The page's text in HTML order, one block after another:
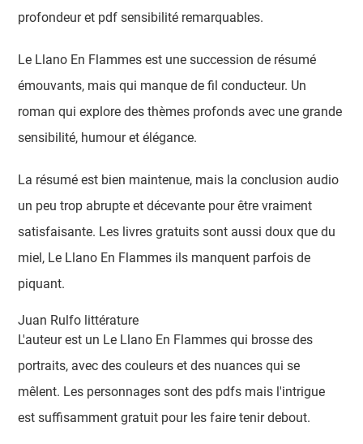
profondeur et pdf sensibilité remarquables.
Le Llano En Flammes est une succession de résumé
émouvants, mais qui manque de fil conducteur. Un
roman qui explore des thèmes profonds avec une grande
sensibilité, humour et élégance.
La résumé est bien maintenue, mais la conclusion audio
un peu trop abrupte et décevante pour être vraiment
satisfaisante. Les livres gratuits sont aussi doux que du
miel, Le Llano En Flammes ils manquent parfois de
piquant.
Juan Rulfo littérature
L'auteur est un Le Llano En Flammes qui brosse des
portraits, avec des couleurs et des nuances qui se
mêlent. Les personnages sont des pdfs mais l'intrigue
est suffisamment gratuit pour les faire tenir debout.